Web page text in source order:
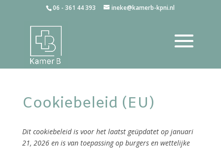
06 - 361 44 393 ineke@kamerb-kpni.nl
Cookiebeleid (EU)
Dit cookiebeleid is voor het laatst geüpdatet op januari
21, 2026 en is van toepassing op burgers en wettelijke